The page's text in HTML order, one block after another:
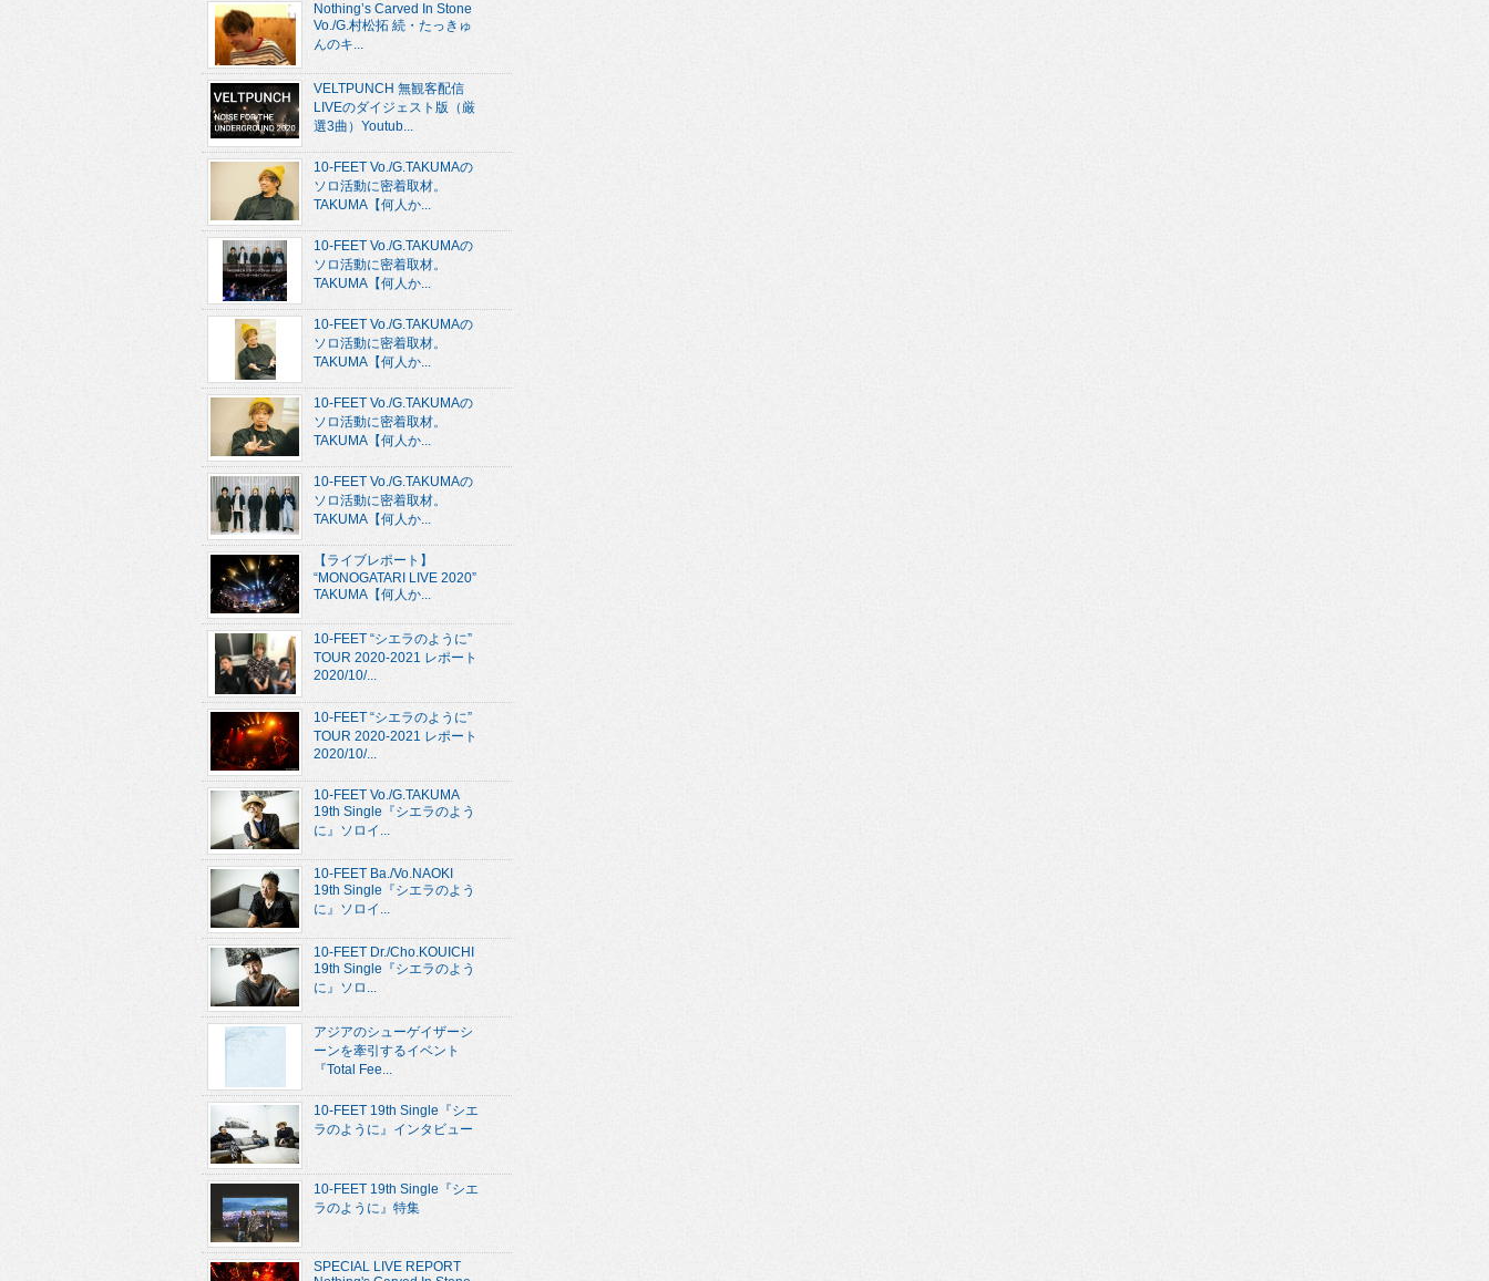
Nothing’s Carved In Stone
Vo./G.村松拓 続・たっきゅ
んのキ...
VELTPUNCH 無観客配信
LIVEのダイジェスト版（厳
選3曲）Youtub...
10-FEET Vo./G.TAKUMAの
ソロ活動に密着取材。
TAKUMA【何人か...
10-FEET Vo./G.TAKUMAの
ソロ活動に密着取材。
TAKUMA【何人か...
10-FEET Vo./G.TAKUMAの
ソロ活動に密着取材。
TAKUMA【何人か...
10-FEET Vo./G.TAKUMAの
ソロ活動に密着取材。
TAKUMA【何人か...
10-FEET Vo./G.TAKUMAの
ソロ活動に密着取材。
TAKUMA【何人か...
【ライブレポート】
“MONOGATARI LIVE 2020”
TAKUMA【何人か...
10-FEET “シエラのように”
TOUR 2020-2021 レポート
2020/10/...
10-FEET “シエラのように”
TOUR 2020-2021 レポート
2020/10/...
10-FEET Vo./G.TAKUMA
19th Single『シエラのよう
に』ソロイ...
10-FEET Ba./Vo.NAOKI
19th Single『シエラのよう
に』ソロイ...
10-FEET Dr./Cho.KOUICHI
19th Single『シエラのよう
に』ソロ...
アジアのシューゲイザーシ
ーンを牽引するイベント
『Total Fee...
10-FEET 19th Single『シエ
ラのように』インタビュー
10-FEET 19th Single『シエ
ラのように』特集
SPECIAL LIVE REPORT